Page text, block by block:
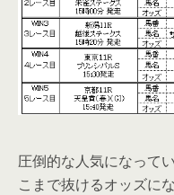
圧倒的な人気になって
こまで抜けるオッズに